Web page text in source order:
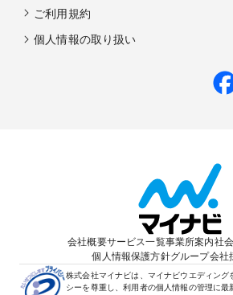
ご利用規約
個人情報の取り扱い
会社概要サービス一覧事業所案内社
個人情報保護方針グループ会社
株式会社マイナビは、マイナビウエディング
シーを尊重し、利用者の個人情報の管理に